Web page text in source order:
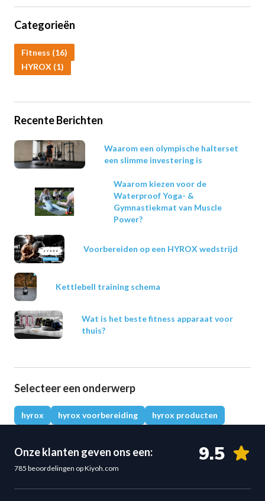
Categorieën
Fitness (16)
HYROX (1)
Recente Berichten
Waarom een olympische halterset
een slimme investering is
Waarom kiezen voor de
Waterproof Yoga- &
Gymnastiekmat van Muscle
Power?
Voorbereiden op een HYROX wedstrijd
Kettlebell training schema
Wat is het beste fitness apparaat voor
thuis?
Selecteer een onderwerp
hyrox hyrox voorbereiding hyrox producten
Onze klanten geven ons een:
785 beoordelingen op Kiyoh.com
9.5